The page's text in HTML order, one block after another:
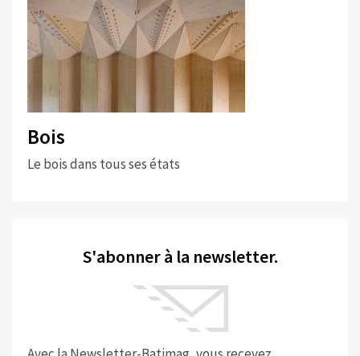
Bois
Le bois dans tous ses états
S'abonner à la newsletter.